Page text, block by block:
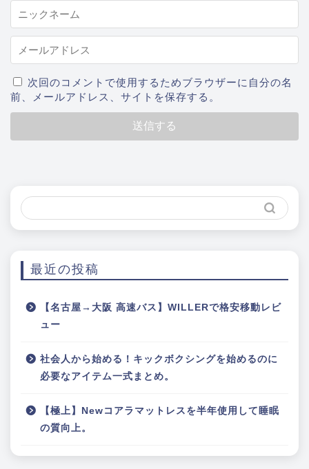
次回のコメントで使用するためブラウザーに自分の名
前、メールアドレス、サイトを保存する。
最近の投稿
【名古屋→大阪 高速バス】WILLERで格安移動レビ
ュー
社会人から始める！キックボクシングを始めるのに
必要なアイテム一式まとめ。
【極上】Newコアラマットレスを半年使用して睡眠
の質向上。